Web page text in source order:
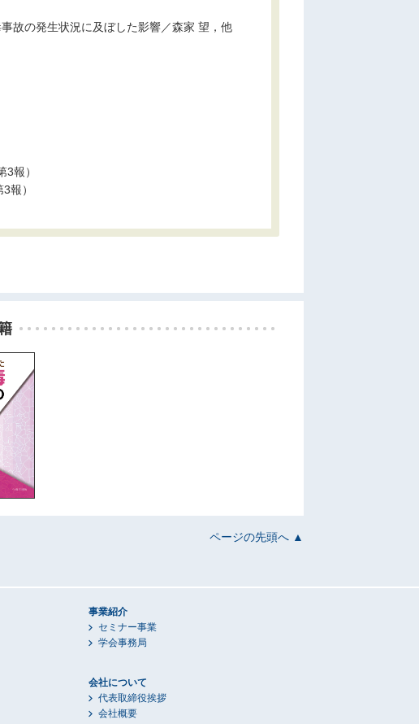
故の発生状況に及ぼした影響／森家 望，他
報）
報）
ページの先頭へ ▲
事業紹介
セミナー事業
学会事務局
会社について
代表取締役挨拶
会社概要